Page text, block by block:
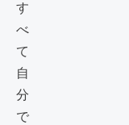
す
べ
て
自
分
で